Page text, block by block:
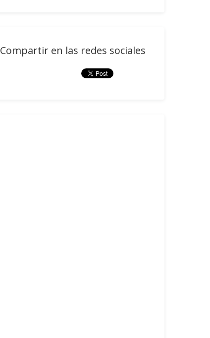
Compartir en las redes sociales